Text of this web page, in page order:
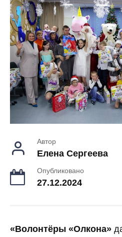
Автор
Елена Сергеева
Опубликовано
27.12.2024
«Волонтёры «Олкона»